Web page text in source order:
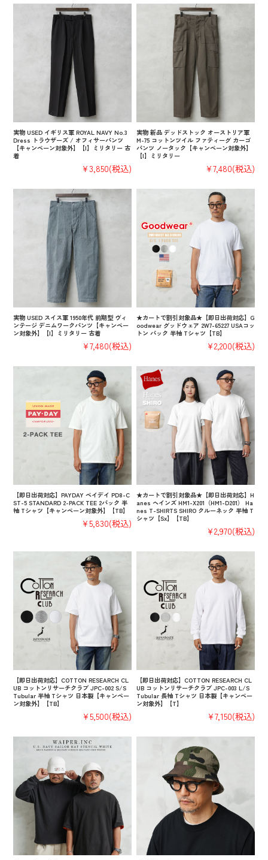
実物 USED イギリス軍 ROYAL NAVY No.3
Dress トラウザーズ / オフィサーパンツ
【キャンペーン対象外】【I】ミリタリー 古
着
¥3,850(税込)
実物 新品 デッドストック オーストリア軍
M-75 コットンツイル ファティーグ カーゴ
パンツ ノータック【キャンペーン対象外】
【I】ミリタリー
¥7,480(税込)
実物 USED スイス軍 1950年代 前期型 ヴィ
ンテージ デニムワークパンツ【キャンペー
ン対象外】【I】ミリタリー 古着
¥7,480(税込)
★カートで割引対象品★【即日出荷対応】G
oodwear グッドウェア 2W7-65227 USAコッ
トン パック 半袖 Tシャツ【TB】
¥2,200(税込)
【即日出荷対応】PAYDAY ペイデイ PD8-C
ST-5 STANDARD 2-PACK TEE 2パック 半
袖 Tシャツ【キャンペーン対象外】【TB】
¥5,830(税込)
★カートで割引対象品★【即日出荷対応】H
anes ヘインズ HM1-X201（HM1-D201） Ha
nes T-SHIRTS SHIRO クルーネック 半袖 T
シャツ【Sx】【TB】
¥2,970(税込)
【即日出荷対応】COTTON RESEARCH CL
UB コットンリサーチクラブ JPC-002 S/S
Tubular 半袖 Tシャツ 日本製【キャンペー
ン対象外】【TB】
¥5,500(税込)
【即日出荷対応】COTTON RESEARCH CL
UB コットンリサーチクラブ JPC-003 L/S
Tubular 長袖 Tシャツ 日本製【キャンペー
ン対象外】【T】
¥7,150(税込)